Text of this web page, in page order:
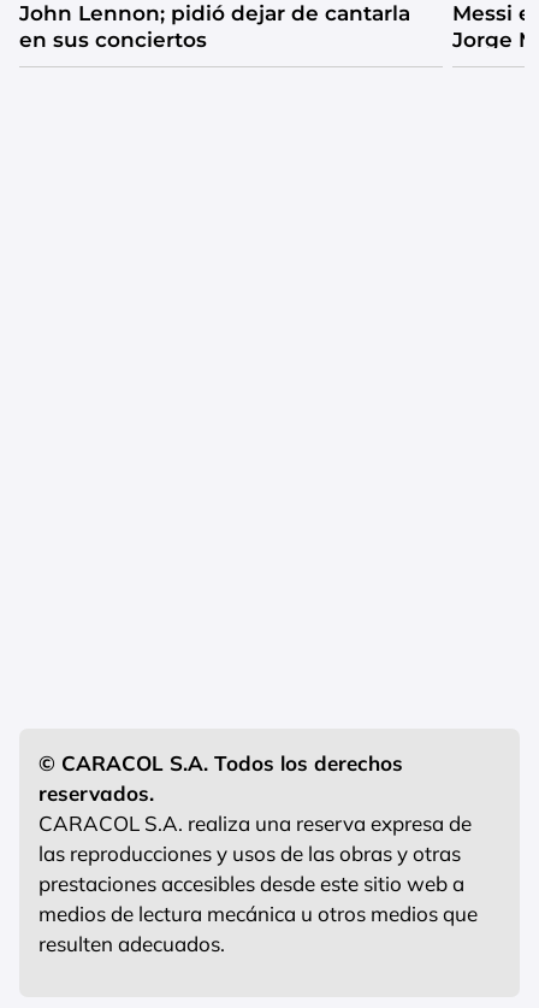
John Lennon; pidió dejar de cantarla
en sus conciertos
Messi
Jorge
© CARACOL S.A. Todos los derechos
reservados.
CARACOL S.A. realiza una reserva expresa de
las reproducciones y usos de las obras y otras
prestaciones accesibles desde este sitio web a
medios de lectura mecánica u otros medios que
resulten adecuados.